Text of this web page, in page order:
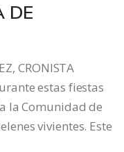
DE
CRONISTA
estas fiestas
la Comunidad de
vivientes. Este